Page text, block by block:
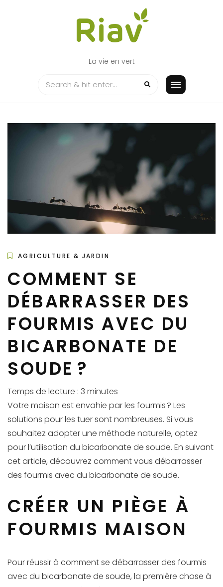
La vie en vert
AGRICULTURE & JARDIN
COMMENT SE
DÉBARRASSER DES
FOURMIS AVEC DU
BICARBONATE DE
SOUDE ?
Temps de lecture : 3 minutes
Votre maison est envahie par les fourmis ? Les
solutions pour les tuer sont nombreuses. Si vous
souhaitez adopter une méthode naturelle, optez
pour l’utilisation du bicarbonate de soude. En suivant
cet article, découvrez comment vous débarrasser
des fourmis avec du bicarbonate de soude.
CRÉER UN PIÈGE À
FOURMIS MAISON
Pour réussir à comment se débarrasser des fourmis
avec du bicarbonate de soude, la première chose à